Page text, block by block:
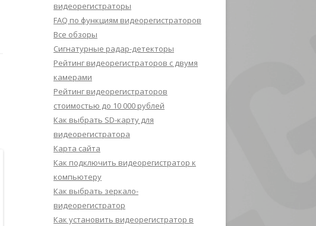
видеорегистраторы
FAQ по функциям видеорегистраторов
Все обзоры
Сигнатурные радар-детекторы
Рейтинг видеорегистраторов с двумя
камерами
Рейтинг видеорегистраторов
стоимостью до 10 000 рублей
Как выбрать SD-карту для
видеорегистратора
Карта сайта
Как подключить видеорегистратор к
компьютеру
Как выбрать зеркало-
видеорегистратор
Как установить видеорегистратор в